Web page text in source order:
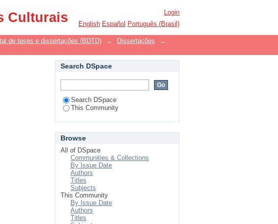
Culturais
Login
English Español Português (Brasil)
de teses e dissertações (BDTD) → Dissertações
→
Search DSpace
Search DSpace
This Community
Browse
All of DSpace
Communities & Collections
By Issue Date
Authors
Titles
Subjects
This Community
By Issue Date
Authors
Titles